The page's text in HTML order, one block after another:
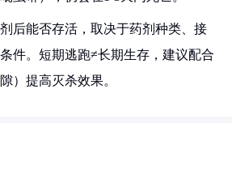
后能否存活，取决于药剂种类、接
件。短期逃跑≠长期生存，建议配合
）提高灭杀效果。